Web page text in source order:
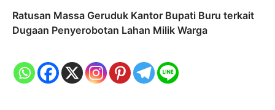
Ratusan Massa Geruduk Kantor Bupati Buru terkait
Dugaan Penyerobotan Lahan Milik Warga